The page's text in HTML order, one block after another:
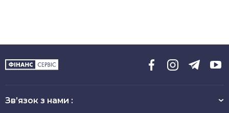
Зв’язок з нами :